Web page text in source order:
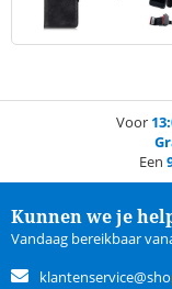
Voor
Een
Kunnen we je
Vandaag bereikbaar